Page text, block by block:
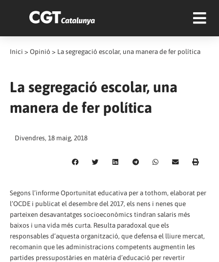
Inici > Opinió > La segregació escolar, una manera de fer política
La segregació escolar, una
manera de fer política
Divendres, 18 maig, 2018
Segons l’informe Oportunitat educativa per a tothom, elaborat per
l’OCDE i publicat el desembre del 2017, els nens i nenes que
parteixen desavantatges socioeconòmics tindran salaris més
baixos i una vida més curta. Resulta paradoxal que els
responsables d’aquesta organització, que defensa el lliure mercat,
recomanin que les administracions competents augmentin les
partides pressupostàries en matèria d’educació per revertir